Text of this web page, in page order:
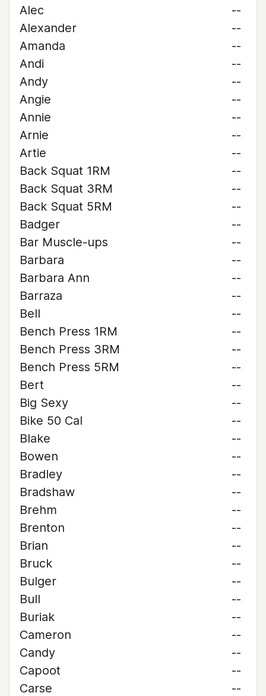
Alec
--
Alexander
--
Amanda
--
Andi
--
Andy
--
Angie
--
Annie
--
Arnie
--
Artie
--
Back Squat 1RM
--
Back Squat 3RM
--
Back Squat 5RM
--
Badger
--
Bar Muscle-ups
--
Barbara
--
Barbara Ann
--
Barraza
--
Bell
--
Bench Press 1RM
--
Bench Press 3RM
--
Bench Press 5RM
--
Bert
--
Big Sexy
--
Bike 50 Cal
--
Blake
--
Bowen
--
Bradley
--
Bradshaw
--
Brehm
--
Brenton
--
Brian
--
Bruck
--
Bulger
--
Bull
--
Buriak
--
Cameron
--
Candy
--
Capoot
--
Carse
--